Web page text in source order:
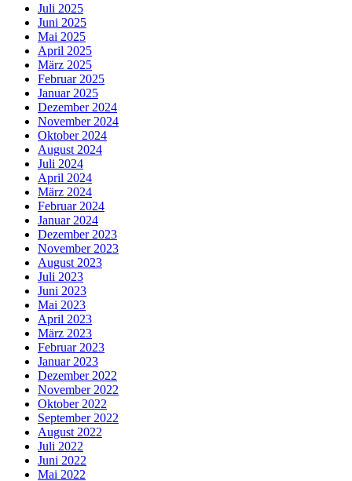
Juli 2025
Juni 2025
Mai 2025
April 2025
März 2025
Februar 2025
Januar 2025
Dezember 2024
November 2024
Oktober 2024
August 2024
Juli 2024
April 2024
März 2024
Februar 2024
Januar 2024
Dezember 2023
November 2023
August 2023
Juli 2023
Juni 2023
Mai 2023
April 2023
März 2023
Februar 2023
Januar 2023
Dezember 2022
November 2022
Oktober 2022
September 2022
August 2022
Juli 2022
Juni 2022
Mai 2022